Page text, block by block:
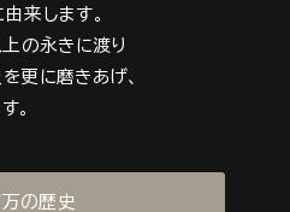
来します。
の永きに渡り
更に磨きあげ、
。
の歴史